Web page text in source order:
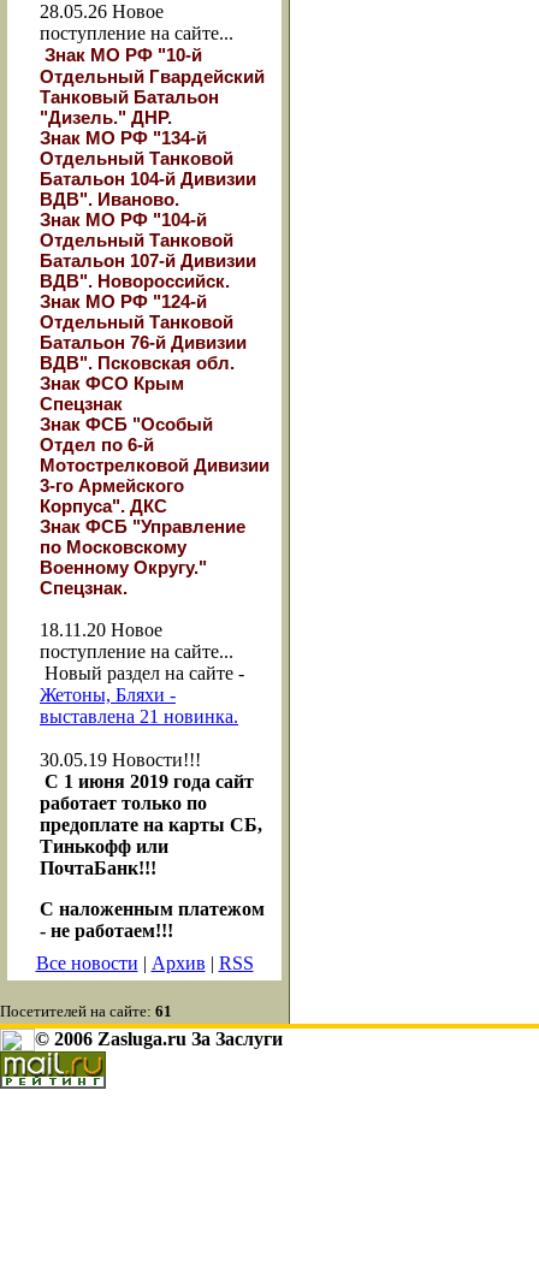
28.05.26 Новое
поступление на сайте...
Знак МО РФ "10-й
Отдельный Гвардейский
Танковый Батальон
"Дизель." ДНР.
Знак МО РФ "134-й
Отдельный Танковой
Батальон 104-й Дивизии
ВДВ". Иваново.
Знак МО РФ "104-й
Отдельный Танковой
Батальон 107-й Дивизии
ВДВ". Новороссийск.
Знак МО РФ "124-й
Отдельный Танковой
Батальон 76-й Дивизии
ВДВ". Псковская обл.
Знак ФСО Крым
Спецзнак
Знак ФСБ "Особый
Отдел по 6-й
Мотострелковой Дивизии
3-го Армейского
Корпуса". ДКС
Знак ФСБ "Управление
по Московскому
Военному Округу."
Спецзнак.
18.11.20 Новое
поступление на сайте...
Новый раздел на сайте -
Жетоны, Бляхи -
выставлена 21 новинка.
30.05.19 Новости!!!
С 1 июня 2019 года сайт
работает только по
предоплате на карты СБ,
Тинькофф или
ПочтаБанк!!!
С наложенным платежом
- не работаем!!!
Все новости | Архив | RSS
Посетителей на сайте: 61
© 2006 Zasluga.ru За Заслуги